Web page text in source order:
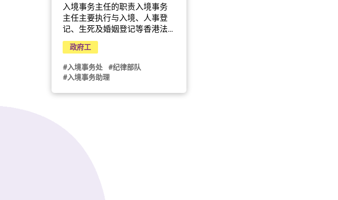
入境事务主任的职责入境事务
主任主要执行与入境、人事登
记、生死及婚姻登记等香港法
例有关的职务，包括一般行政
及督导工作，当中包括但不限
于侦查伪造证件。入境事务助
理员的职责入境事务助理员主
要执行与入境、人事登记、生
死及婚姻登记等香港法例有关
政府工
#入境事务处 #纪律部队
#入境事务助理